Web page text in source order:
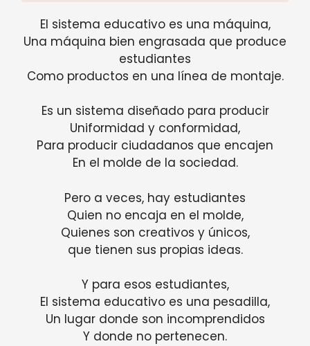
El sistema educativo es una máquina,
Una máquina bien engrasada que produce
estudiantes
Como productos en una línea de montaje.
Es un sistema diseñado para producir
Uniformidad y conformidad,
Para producir ciudadanos que encajen
En el molde de la sociedad.
Pero a veces, hay estudiantes
Quien no encaja en el molde,
Quienes son creativos y únicos,
que tienen sus propias ideas.
Y para esos estudiantes,
El sistema educativo es una pesadilla,
Un lugar donde son incomprendidos
Y donde no pertenecen.